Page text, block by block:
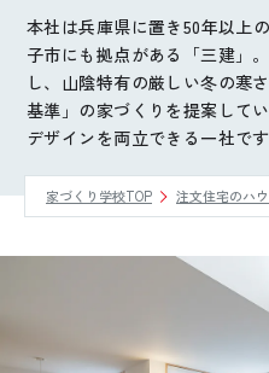
後悔し
ご
お
ホーム
本社は兵庫県に置き50年以上
子市にも拠点がある「三建」
し、山陰特有の厳しい冬の寒
基準」の家づくりを提案して
デザインを両立できる一社です
家づくり学校TOP 注文住宅のハ